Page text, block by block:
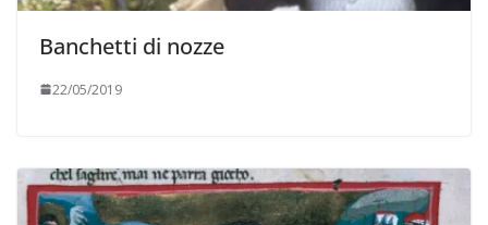
Banchetti di nozze
22/05/2019